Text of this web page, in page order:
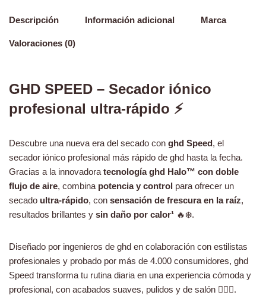
Descripción Información adicional Marca
Valoraciones (0)
GHD SPEED – Secador iónico
profesional ultra-rápido ⚡
Descubre una nueva era del secado con ghd Speed, el
secador iónico profesional más rápido de ghd hasta la fecha.
Gracias a la innovadora tecnología ghd Halo™ con doble
flujo de aire, combina potencia y control para ofrecer un
secado ultra-rápido, con sensación de frescura en la raíz,
resultados brillantes y sin daño por calor¹ 🔥❄️.
Diseñado por ingenieros de ghd en colaboración con estilistas
profesionales y probado por más de 4.000 consumidores, ghd
Speed transforma tu rutina diaria en una experiencia cómoda y
profesional, con acabados suaves, pulidos y de salón 💇‍♀️✨.